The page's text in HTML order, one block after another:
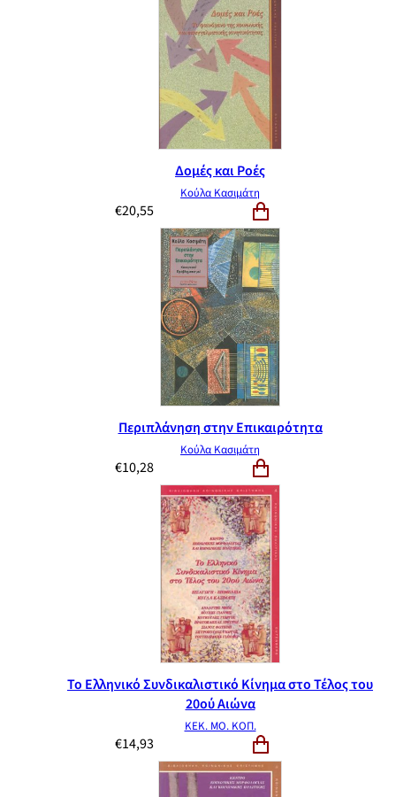
Δομές και Ροές
Κούλα Κασιμάτη
€20,55
Περιπλάνηση στην Επικαιρότητα
Κούλα Κασιμάτη
€10,28
Το Ελληνικό Συνδικαλιστικό Κίνημα στο Τέλος του
20ού Αιώνα
ΚΕΚ. ΜΟ. ΚΟΠ.
€14,93